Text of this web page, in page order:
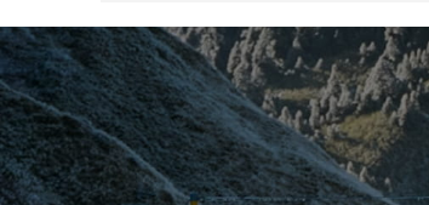
Z
á
p
a
t
í